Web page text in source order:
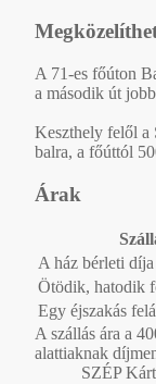
A 71-es főúton
a második út
Keszthely felől a
balra, a főúttól
Árak
A ház bérleti
Ötödik, hatodik
Egy éjszakás
A szállás ára a
alattiaknak
SZÉP